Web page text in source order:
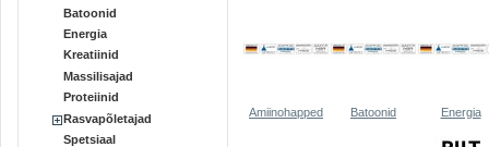
Batoonid
Energia
Kreatiinid
Massilisajad
Proteiinid
Rasvapõletajad
Spetsiaal
Amiinohapped Batoonid Energia